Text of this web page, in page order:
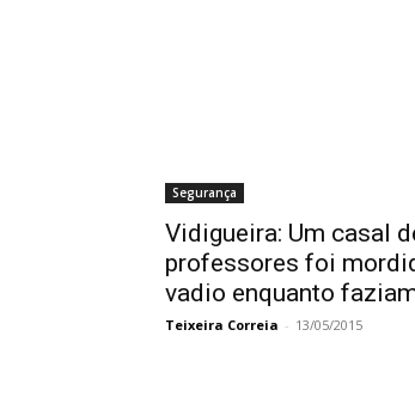
Segurança
Vidigueira: Um casal
professores foi
vadio enquanto
Teixeira Correia - 13/05/2015